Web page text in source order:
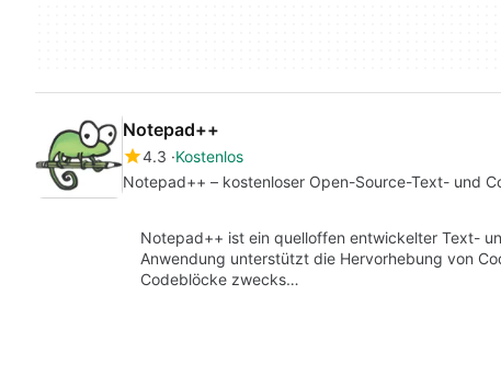
Notepad++
4.3 Kostenlos
Notepad++ – kostenloser Open-Source-Text- und
Notepad++ ist ein quelloffen entwickelter Text-
Anwendung unterstützt die Hervorhebung von
Codeblöcke zwecks…